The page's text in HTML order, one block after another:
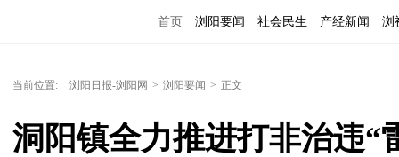
首页 浏阳要闻 社会民生 产经新闻 浏
当前位置: 浏阳日报-浏阳网 > 浏阳要闻 > 正文
洞阳镇全力推进打非治违“